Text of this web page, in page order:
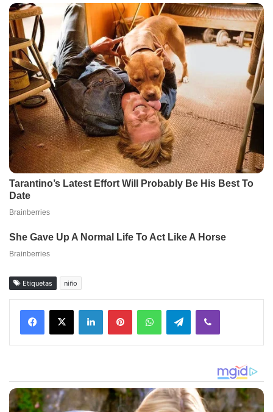
Etiquetas niño
Facebook
X LinkedInPinterestWhatsAppTelegramViber